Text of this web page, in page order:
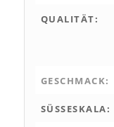
QUALITÄT:
GESCHMACK:
SÜSSESKALA: